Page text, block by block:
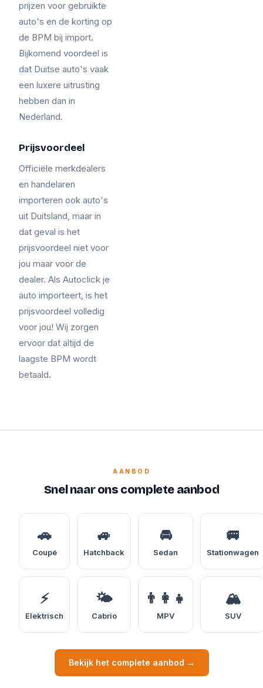
prijzen voor gebruikte
auto's en de korting op
de BPM bij import.
Bijkomend voordeel is
dat Duitse auto's vaak
een luxere uitrusting
hebben dan in
Nederland.
Prijsvoordeel
Officiële merkdealers
en handelaren
importeren ook auto's
uit Duitsland, maar in
dat geval is het
prijsvoordeel niet voor
jou maar voor de
dealer. Als Autoclick je
auto importeert, is het
prijsvoordeel volledig
voor jou! Wij zorgen
ervoor dat altijd de
laagste BPM wordt
betaald.
AANBOD
Snel naar ons complete aanbod
🚗
Coupé
🚙
Hatchback
🚘
Sedan
🚐
Stationwagen
⚡
Elektrisch
🌤️
Cabrio
👨‍👩‍👧
MPV
🏔️
SUV
Bekijk het complete aanbod →